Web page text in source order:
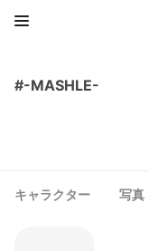
#-MASHLE-
キャラクター 写真